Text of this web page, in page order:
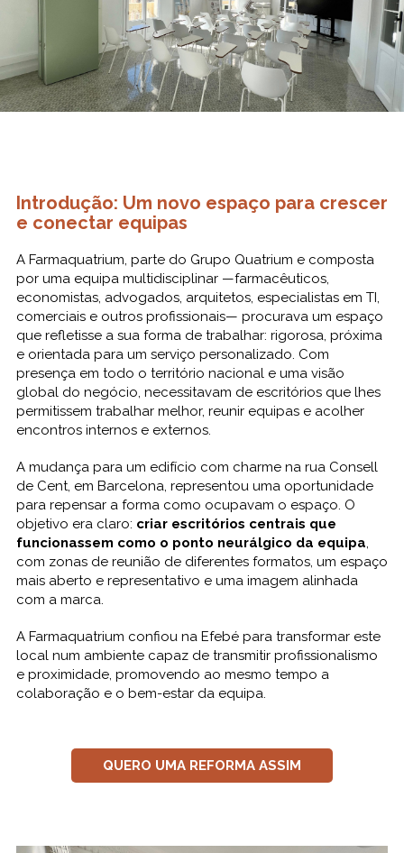
Introdução: Um novo espaço para crescer
e conectar equipas
A Farmaquatrium, parte do Grupo Quatrium e composta
por uma equipa multidisciplinar —farmacêuticos,
economistas, advogados, arquitetos, especialistas em TI,
comerciais e outros profissionais— procurava um espaço
que refletisse a sua forma de trabalhar: rigorosa, próxima
e orientada para um serviço personalizado. Com
presença em todo o território nacional e uma visão
global do negócio, necessitavam de escritórios que lhes
permitissem trabalhar melhor, reunir equipas e acolher
encontros internos e externos.
A mudança para um edifício com charme na rua Consell
de Cent, em Barcelona, representou uma oportunidade
para repensar a forma como ocupavam o espaço. O
objetivo era claro: criar escritórios centrais que
funcionassem como o ponto neurálgico da equipa,
com zonas de reunião de diferentes formatos, um espaço
mais aberto e representativo e uma imagem alinhada
com a marca.
A Farmaquatrium confiou na Efebé para transformar este
local num ambiente capaz de transmitir profissionalismo
e proximidade, promovendo ao mesmo tempo a
colaboração e o bem-estar da equipa.
QUERO UMA REFORMA ASSIM